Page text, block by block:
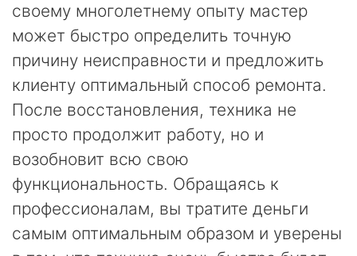
своему многолетнему опыту мастер
может быстро определить точную
причину неисправности и предложить
клиенту оптимальный способ ремонта.
После восстановления, техника не
просто продолжит работу, но и
возобновит всю свою
функциональность. Обращаясь к
профессионалам, вы тратите деньги
самым оптимальным образом и уверены